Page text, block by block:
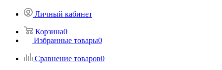
Личный кабинет
Корзина0
Избранные товары0
Сравнение товаров0